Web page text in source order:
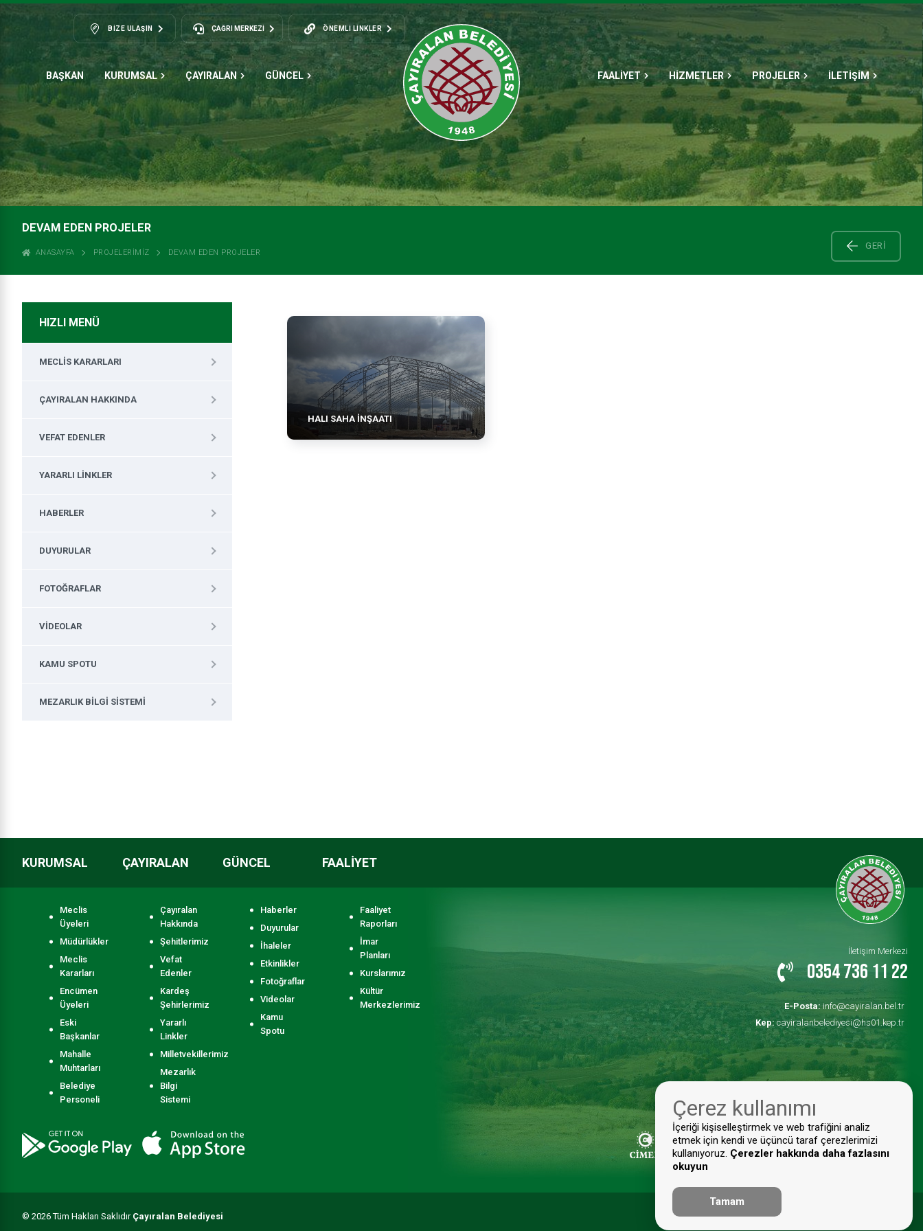
BIZE ULAŞIN ÇAĞRI MERKEZİ ÖNEMLI LINKLER
BAŞKAN KURUMSAL ÇAYIRALAN GÜNCEL FAALİYET HİZMETLER PROJELER İLETİŞİM
DEVAM EDEN PROJELER
ANASAYFA PROJELERIMIZ DEVAM EDEN PROJELER
GERI
HALI SAHA İNŞAATI
HIZLI MENÜ
MECLIS KARARLARI
ÇAYIRALAN HAKKINDA
VEFAT EDENLER
YARARLI LINKLER
HABERLER
DUYURULAR
FOTOĞRAFLAR
VIDEOLAR
KAMU SPOTU
MEZARLIK BILGI SISTEMI
KURUMSAL
Meclis
Üyeleri
Müdürlükler
Meclis
Kararları
Encümen
Üyeleri
Eski
Başkanlar
Mahalle
Muhtarları
Belediye
Personeli
ÇAYIRALAN
Çayıralan
Hakkında
Şehitlerimiz
Vefat
Edenler
Kardeş
Şehirlerimiz
Yararlı
Linkler
Milletvekillerimiz
Mezarlık
Bilgi
Sistemi
GÜNCEL
Haberler
Duyurular
İhaleler
Etkinlikler
Fotoğraflar
Videolar
Kamu
Spotu
FAALİYET
Faaliyet
Raporları
İmar
Planları
Kurslarımız
Kültür
Merkezlerimiz
İletişim Merkezi
0354 736 11 22
E-Posta:info@cayiralan.bel.tr
Kep: cayiralanbelediyesi@hs01.kep.tr
© 2026 Tüm Hakları Saklıdır Çayıralan Belediyesi
Çerez kullanımı
İçeriği kişiselleştirmek ve web trafiğini analiz
etmek için kendi ve üçüncü taraf çerezlerimizi
kullanıyoruz. Çerezler hakkında daha fazlasını
okuyun
Tamam